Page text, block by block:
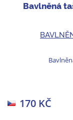
Bavlněná
170 KČ